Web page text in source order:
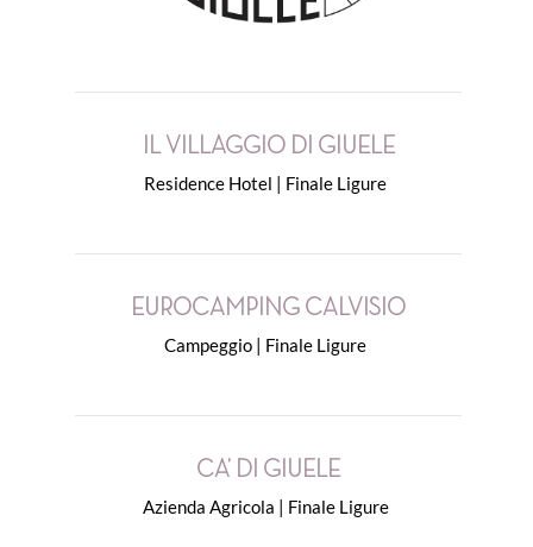
IL VILLAGGIO DI GIUELE
Residence Hotel | Finale Ligure
EUROCAMPING CALVISIO
Campeggio | Finale Ligure
CA’ DI GIUELE
Azienda Agricola | Finale Ligure